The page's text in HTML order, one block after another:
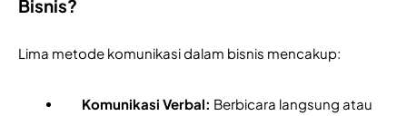
Bisnis?
Lima metode komunikasi dalam bisnis mencakup:
Komunikasi Verbal: Berbicara langsung atau